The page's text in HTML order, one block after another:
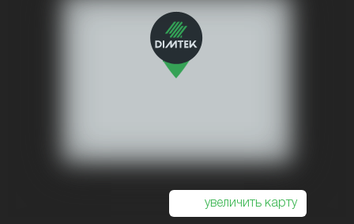
увеличить карту